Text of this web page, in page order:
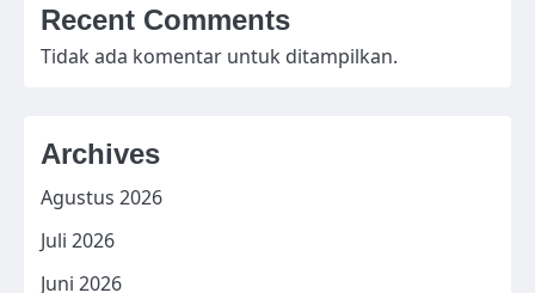
Recent Comments
Tidak ada komentar untuk ditampilkan.
Archives
Agustus 2026
Juli 2026
Juni 2026